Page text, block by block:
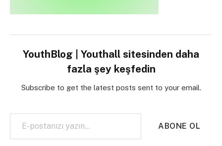
YouthBlog | Youthall sitesinden daha
fazla şey keşfedin
Subscribe to get the latest posts sent to your email.
E-postanızı yazın…
ABONE OL